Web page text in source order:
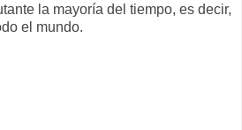
la mayoría del tiempo, es decir,
el mundo.